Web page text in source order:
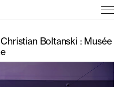
Boltanski : Musée